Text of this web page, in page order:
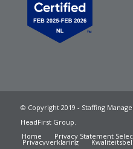
© Copyright 2019 - Staffing
HeadFirst Group.
Home
Privacy Statement
Privacyverklaring